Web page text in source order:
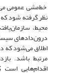
خط‌مشی عمومی
نظر گرفته شود که
محیط،
درون‌دادهای
اطلاق می‌شود که
مرتبط باشد.
اقدام‌هایی